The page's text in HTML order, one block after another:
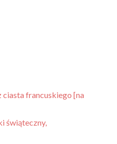
ciasta francuskiego [na
świąteczny,